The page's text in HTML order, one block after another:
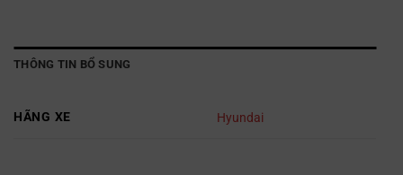
THÔNG TIN BỔ SUNG
HÃNG XE Hyundai